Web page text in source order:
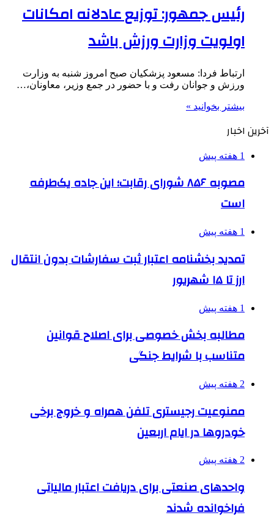
رئیس جمهور: توزیع عادلانه امکانات
اولویت وزارت ورزش باشد
ارتباط فردا: مسعود پزشکیان صبح امروز شنبه به وزارت
ورزش و جوانان رفت و با حضور در جمع وزیر، معاونان،…
بیشتر بخوانید »
آخرین اخبار
1 هفته پیش
مصوبه ۸۵۶ شورای رقابت؛ این جاده یک‌طرفه
است
1 هفته پیش
تمدید بخشنامه اعتبار ثبت سفارشات بدون انتقال
ارز تا ۱۵ شهریور
1 هفته پیش
مطالبه بخش خصوصی برای اصلاح قوانین
متناسب با شرایط جنگی
2 هفته پیش
ممنوعیت رجیستری تلفن همراه و خروج برخی
خودروها در ایام اربعین
2 هفته پیش
واحدهای صنعتی برای دریافت اعتبار مالیاتی
فراخوانده شدند